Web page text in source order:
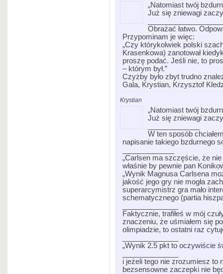
„Natomiast twój
Już się zniewagi
Obrażać łatwo.
Przypominam je więc:
„Czy którykolwiek polski
Krasenkowa) zanotował
proszę podać. Jeśli nie, to
– którym był.”
Czyżby było zbyt trudno
Gala, Krystian, Krzysztof
Krystian
„Natomiast twój
Już się zniewagi
W ten sposób
napisanie takiego bzdurnego
„Carlsen ma szczęście, że
właśnie by pewnie pan
„Wynik Magnusa Carlsena
jakość jego gry nie mogła
superarcymistrz gra mało
schematycznego (partia
Faktycznie, trafiłeś w mój
znaczeniu, że uśmiałem się
olimpiadzie, to ostatni raz
„Wynik 2.5 pkt to oczywiście
i jeżeli tego nie zrozumiesz to
bezsensowne zaczepki nie